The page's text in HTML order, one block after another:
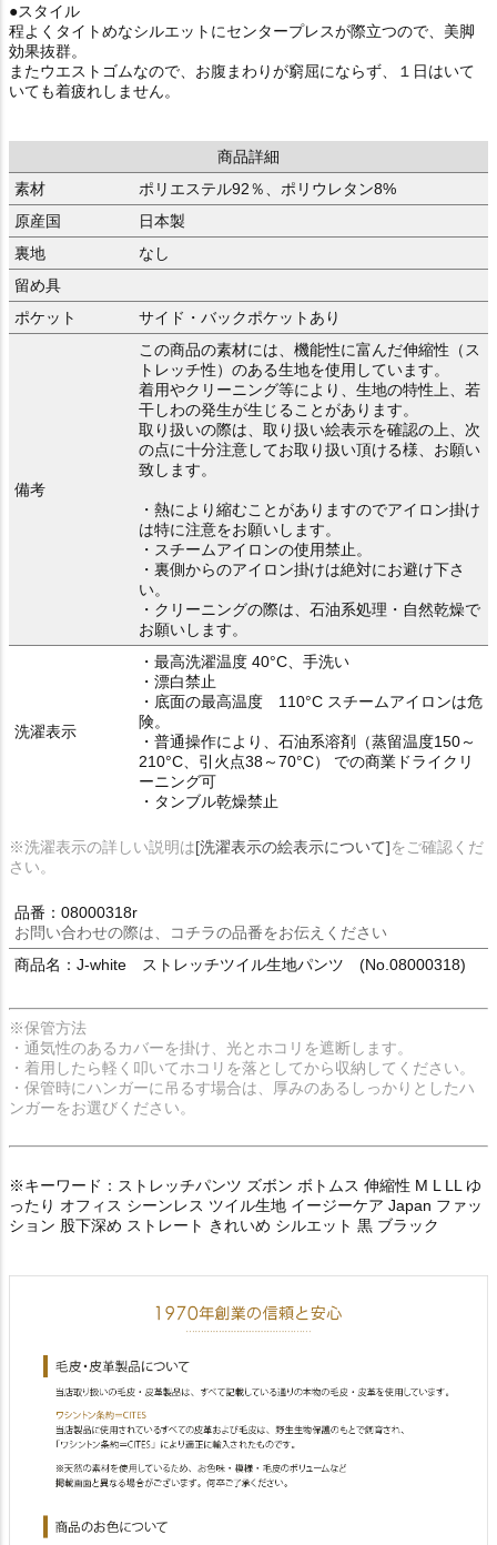
●スタイル
程よくタイトめなシルエットにセンタープレスが際立つので、美脚
効果抜群。
またウエストゴムなので、お腹まわりが窮屈にならず、１日はいて
いても着疲れしません。
商品詳細
素材
ポリエステル92％、ポリウレタン8%
原産国
日本製
裏地
なし
留め具
ポケット
サイド・バックポケットあり
備考
この商品の素材には、機能性に富んだ伸縮性（ス
トレッチ性）のある生地を使用しています。
着用やクリーニング等により、生地の特性上、若
干しわの発生が生じることがあります。
取り扱いの際は、取り扱い絵表示を確認の上、次
の点に十分注意してお取り扱い頂ける様、お願い
致します。
・熱により縮むことがありますのでアイロン掛け
は特に注意をお願いします。
・スチームアイロンの使用禁止。
・裏側からのアイロン掛けは絶対にお避け下さ
い。
・クリーニングの際は、石油系処理・自然乾燥で
お願いします。
洗濯表示
・最高洗濯温度 40°C、手洗い
・漂白禁止
・底面の最高温度 110°C スチームアイロンは危
険。
・普通操作により、石油系溶剤（蒸留温度150～
210°C、引火点38～70°C） での商業ドライクリ
ーニング可
・タンブル乾燥禁止
※洗濯表示の詳しい説明は[洗濯表示の絵表示について]をご確認くだ
さい。
品番：08000318r
お問い合わせの際は、コチラの品番をお伝えください
商品名：J-white ストレッチツイル生地パンツ (No.08000318)
※保管方法
・通気性のあるカバーを掛け、光とホコリを遮断します。
・着用したら軽く叩いてホコリを落としてから収納してください。
・保管時にハンガーに吊るす場合は、厚みのあるしっかりとしたハ
ンガーをお選びください。
※キーワード：ストレッチパンツ ズボン ボトムス 伸縮性 M L LL ゆ
ったり オフィス シーンレス ツイル生地 イージーケア Japan ファッ
ション 股下深め ストレート きれいめ シルエット 黒 ブラック